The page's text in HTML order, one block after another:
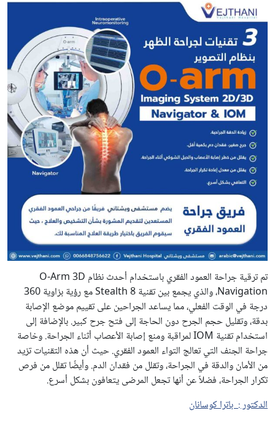
تم ترقية جراحة العمود الفقري باستخدام أحدث نظام O-Arm 3D
Navigation، والذي يجمع بين تقنية Stealth 8 مع رؤية بزاوية 360
درجة في الوقت الفعلي، مما يساعد الجراحين على تقييم موضع الإصابة
بدقة، وتقليل حجم الجرح دون الحاجة إلى فتح جرح كبير. بالإضافة إلى
استخدام تقنية IOM لمراقبة ومنع إصابة الأعصاب أثناء الجراحة. وخاصة
جراحة الجنف التي تعالج التواء العمود الفقري. حيث أن هذه التقنيات تزيد
من الأمان والدقة في الجراحة، وتقلل من فقدان الدم. وأيضًا تقلل من فرص
تكرار الجراحة، فضلاً عن أنها تجعل المرضى يتعافون بشكل أسرع.
الدكتور : باترا كوسانان